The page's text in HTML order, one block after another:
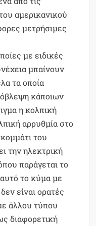
αμερικανικού
μετρήσιμες
με ειδικές
μπαίνουν
τα οποία
κάποιων
η κολπική
αρρυθμία στο
του
την ηλεκτρική
παράγεται το
το κύμα με
είναι ορατές
άλλου τύπου
διαφορετική